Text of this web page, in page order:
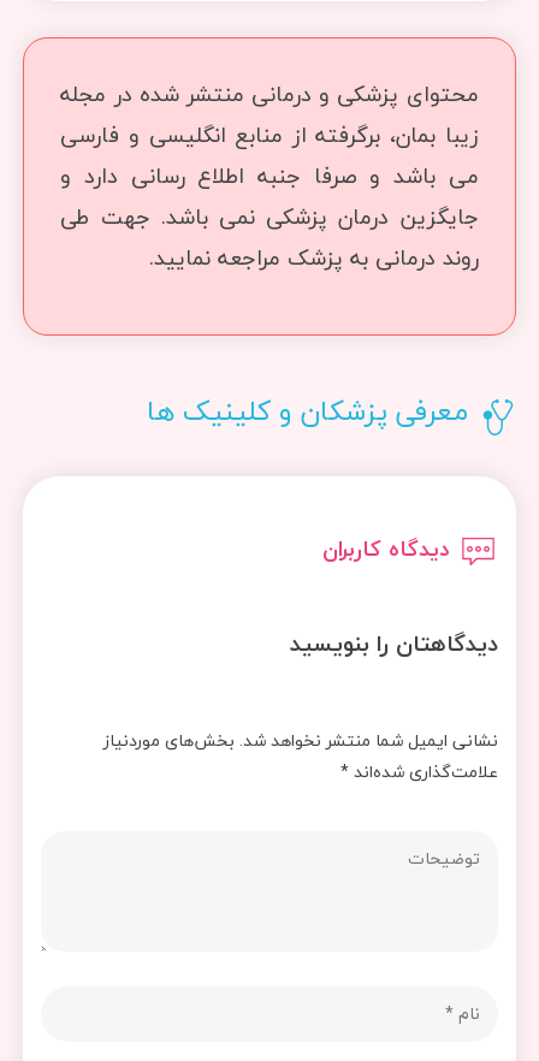
محتوای پزشکی و درمانی منتشر شده در مجله
زیبا بمان، برگرفته از منابع انگلیسی و فارسی
می باشد و صرفا جنبه اطلاع رسانی دارد و
جایگزین درمان پزشکی نمی باشد. جهت طی
روند درمانی به پزشک مراجعه نمایید.
معرفی پزشکان و کلینیک ها
دیدگاه کاربران
دیدگاهتان را بنویسید
نشانی ایمیل شما منتشر نخواهد شد. بخش‌های موردنیاز
علامت‌گذاری شده‌اند*